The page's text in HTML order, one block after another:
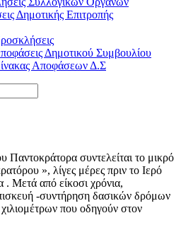
Δημοτικής Επιτροπής
Δημοτικού Συμβουλίου
Αποφάσεων Δ.Σ
Παντοκράτορα συντελείται το μικρό
», λίγες μέρες πριν το Ιερό
Μετά από είκοσι χρόνια,
-συντήρηση δασικών δρόμων
που οδηγούν στον